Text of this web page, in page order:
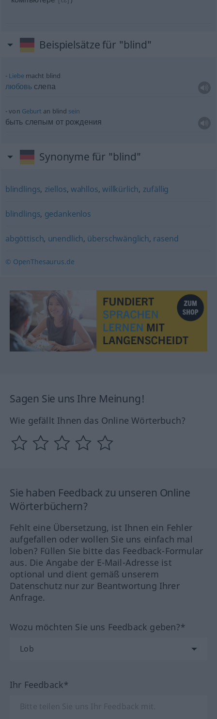
Beispielsätze für "blind"
Liebemacht blind
любовь слепа
von Geburt an blind sein
быть слепым от рождения
Synonyme für "blind"
blindlings, ziellos, wahllos, willkürlich, zufällig
blindlings, gedankenlos
abgöttisch, unendlich, überschwänglich, rasend
© OpenThesaurus.de
Sagen Sie uns Ihre Meinung!
Wie gefällt Ihnen das Online Wörterbuch?
Sie haben Feedback zu unseren Online
Wörterbüchern?
Fehlt eine Übersetzung, ist Ihnen ein Fehler
aufgefallen oder wollen Sie uns einfach mal
loben? Füllen Sie bitte das Feedback-Formular
aus. Die Angabe der E-Mail-Adresse ist
optional und dient gemäß unserem
Datenschutz nur zur Beantwortung Ihrer
Anfrage.
Wozu möchten Sie uns Feedback geben?*
Ihr Feedback*